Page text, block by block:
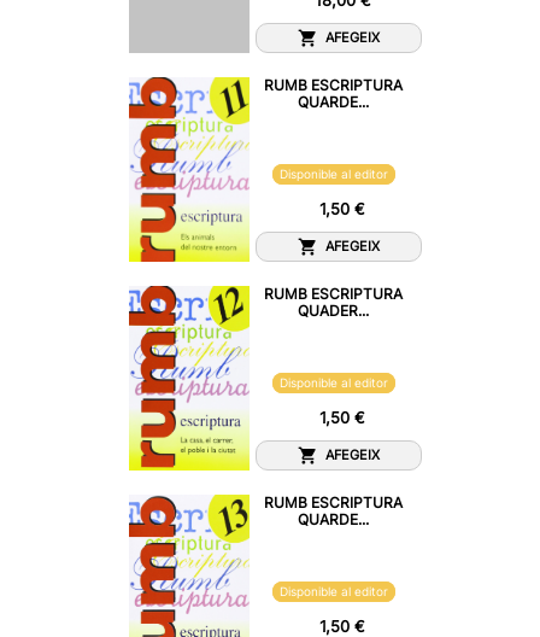
AFEGEIX
RUMB ESCRIPTURA
QUARDE...
Disponible al editor
1,50 €
AFEGEIX
RUMB ESCRIPTURA
QUADER...
Disponible al editor
1,50 €
AFEGEIX
RUMB ESCRIPTURA
QUARDE...
Disponible al editor
1,50 €